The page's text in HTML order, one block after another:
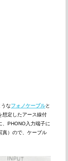
なフォノケーブルと
想定したアース線付
、PHONO入力端子に
真）ので、ケーブル